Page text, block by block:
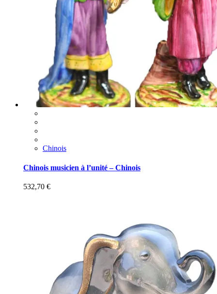
Chinois
Chinois musicien à l’unité – Chinois
532,70 €